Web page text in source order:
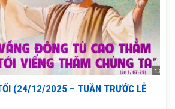
(24/12/2025 – TUẦN TRƯỚC LỄ